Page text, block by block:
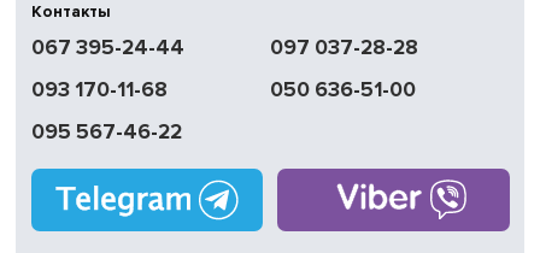
доставка
Обмен | Возвращение
без выходных
в Киеве
Контакты
067 395-24-44
097 037-28-28
093 170-11-68
050 636-51-00
095 567-46-22